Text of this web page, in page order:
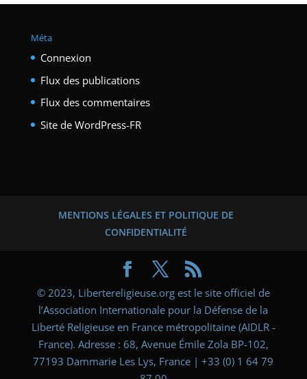
Méta
Connexion
Flux des publications
Flux des commentaires
Site de WordPress-FR
MENTIONS LÉGALES ET POLITIQUE DE
CONFIDENTIALITÉ
© 2023, Libertereligieuse.org est le site officiel de
l’Association Internationale pour la Défense de la
Liberté Religieuse en France métropolitaine (AIDLR -
France). Adresse : 68, Avenue Émile Zola BP-102,
77193 Dammarie Les Lys, France | +33 (0) 1 64 79